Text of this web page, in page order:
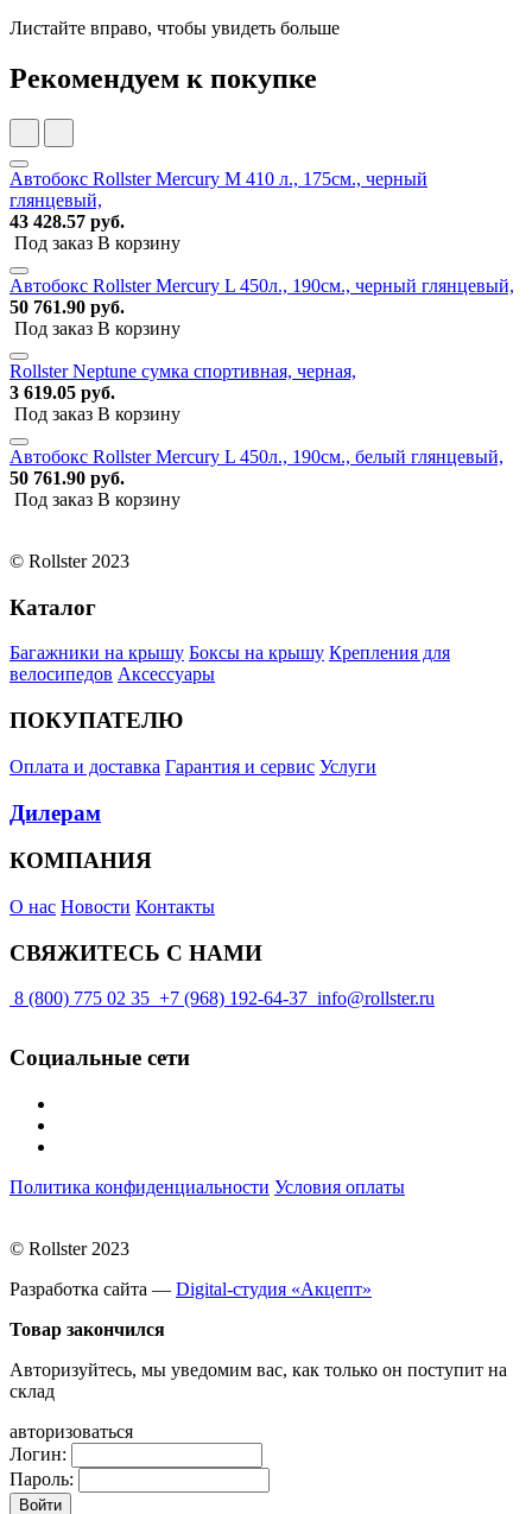
Листайте вправо, чтобы увидеть больше
Рекомендуем к покупке
Автобокс Rollster Mercury M 410 л., 175см., черный
глянцевый,
43 428.57 руб.
Под заказ В корзину
Автобокс Rollster Mercury L 450л., 190см., черный глянцевый,
50 761.90 руб.
Под заказ В корзину
Rollster Neptune сумка спортивная, черная,
3 619.05 руб.
Под заказ В корзину
Автобокс Rollster Mercury L 450л., 190см., белый глянцевый,
50 761.90 руб.
Под заказ В корзину
© Rollster 2023
Каталог
Багажники на крышу Боксы на крышу Крепления для
велосипедов Аксессуары
ПОКУПАТЕЛЮ
Оплата и доставка Гарантия и сервис Услуги
Дилерам
КОМПАНИЯ
О нас Новости Контакты
СВЯЖИТЕСЬ С НАМИ
8 (800) 775 02 35 +7 (968) 192-64-37 info@rollster.ru
Социальные сети
Политика конфиденциальности Условия оплаты
© Rollster 2023
Разработка сайта — Digital-студия «Акцепт»
Товар закончился
Авторизуйтесь, мы уведомим вас, как только он поступит на
склад
авторизоваться
Логин:
Пароль: